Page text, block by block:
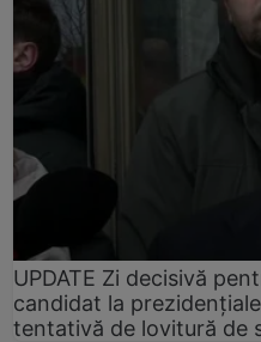
UPDATE Zi decisivă
candidat la
tentativă de lovitură de